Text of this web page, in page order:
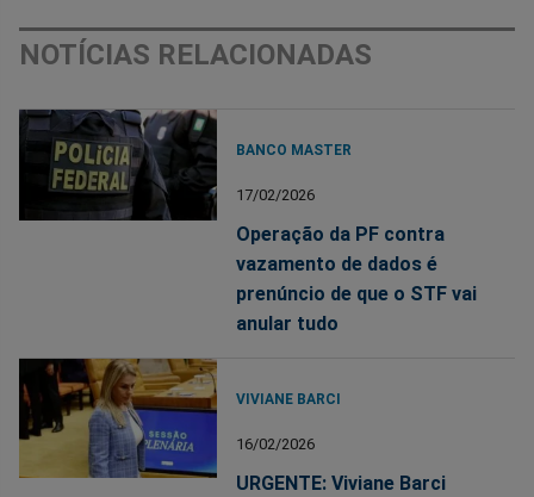
NOTÍCIAS RELACIONADAS
BANCO MASTER
17/02/2026
Operação da PF contra
vazamento de dados é
prenúncio de que o STF vai
anular tudo
VIVIANE BARCI
16/02/2026
URGENTE: Viviane Barci